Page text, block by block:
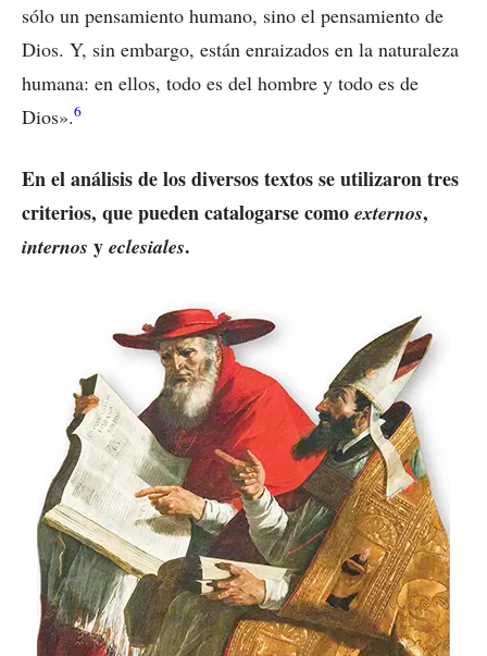
sólo un pensamiento humano, sino el pensamiento de
Dios. Y, sin embargo, están enraizados en la naturaleza
humana: en ellos, todo es del hombre y todo es de
Dios».6
En el análisis de los diversos textos se utilizaron tres
criterios, que pueden catalogarse como externos,
internos y eclesiales.